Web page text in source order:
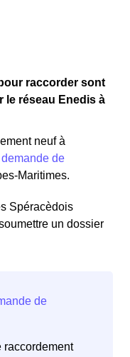
raccorder sont
le réseau Enedis à
neuf à
de
Maritimes.
Spéracèdois
un dossier
raccordement